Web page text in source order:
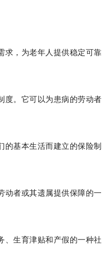
求，为老年人提供稳定可靠
度。它可以为患病的劳动者
的基本生活而建立的保险制
动者或其遗属提供保障的一
、生育津贴和产假的一种社